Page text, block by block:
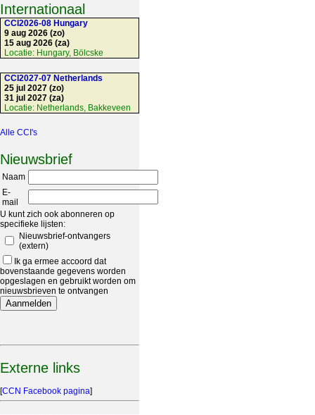
Internationaal
CCI2026-08 Hungary
9 aug 2026 (zo)
15 aug 2026 (za)
Locatie: Hungary, Bölcske
CCI2027-07 Netherlands
25 jul 2027 (zo)
31 jul 2027 (za)
Locatie: Netherlands, Bakkeveen
Alle CCI's
Nieuwsbrief
Naam
E-
mail
U kunt zich ook abonneren op
specifieke lijsten:
Nieuwsbrief-ontvangers
(extern)
Ik ga ermee accoord dat
bovenstaande gegevens worden
opgeslagen en gebruikt worden om
nieuwsbrieven te ontvangen
Externe links
[CCN Facebook pagina]